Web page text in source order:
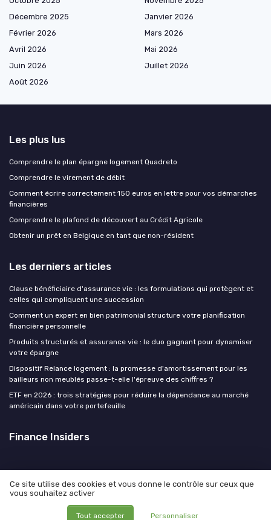
Décembre 2025
Janvier 2026
Février 2026
Mars 2026
Avril 2026
Mai 2026
Juin 2026
Juillet 2026
Août 2026
Les plus lus
Comprendre le plan épargne logement Quadreto
Comprendre le virement de débit
Comment écrire correctement 150 euros en lettre pour vos démarches
financières
Comprendre le plafond de découvert au Crédit Agricole
Obtenir un prêt en Belgique en tant que non-résident
Les derniers articles
Clause bénéficiaire d'assurance vie : les formulations qui protègent et
celles qui compliquent une succession
Comment un expert en bien patrimonial structure votre planification
financière personnelle
Produits structurés et assurance vie : le duo gagnant pour dynamiser
votre épargne
Dispositif Relance logement : la promesse d'amortissement pour les
bailleurs non meublés passe-t-elle l'épreuve des chiffres ?
ETF en 2026 : trois stratégies pour réduire la dépendance au marché
américain dans votre portefeuille
Finance Insiders
Mentions légales
© Finance Insiders 2026
Ce site utilise des cookies et vous donne le contrôle sur ceux que
vous souhaitez activer
Tout accepter Personnaliser